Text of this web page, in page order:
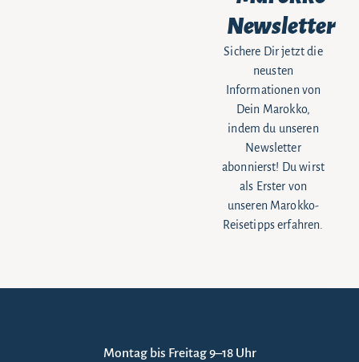
Newsletter
Sichere Dir jetzt die
neusten
Informationen von
Dein Marokko,
indem du unseren
Newsletter
abonnierst! Du wirst
als Erster von
unseren Marokko-
Reisetipps erfahren.
Montag bis Freitag 9–18 Uhr